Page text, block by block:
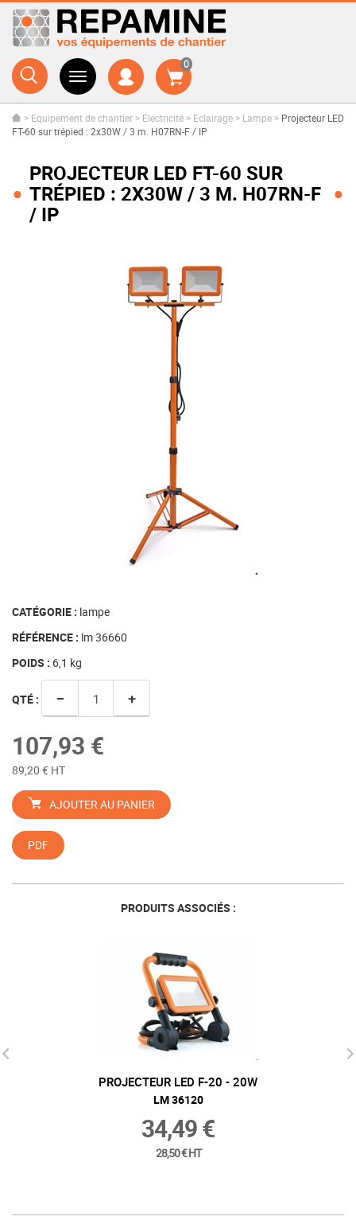
0
> Equipement de chantier > Electricité > Eclairage > Lampe > Projecteur LED
FT-60 sur trépied : 2x30W / 3 m. H07RN-F / IP
PROJECTEUR LED FT-60 SUR
TRÉPIED : 2X30W / 3 M. H07RN-F
/ IP
CATÉGORIE : lampe
RÉFÉRENCE : lm 36660
POIDS : 6,1 kg
QTÉ : − +
107,93 €
89,20 € HT
AJOUTER AU PANIER
PDF
PRODUITS ASSOCIÉS :
PROJECTEUR LED F-20 - 20W
LM 36120
34,49 €
28,50 € HT